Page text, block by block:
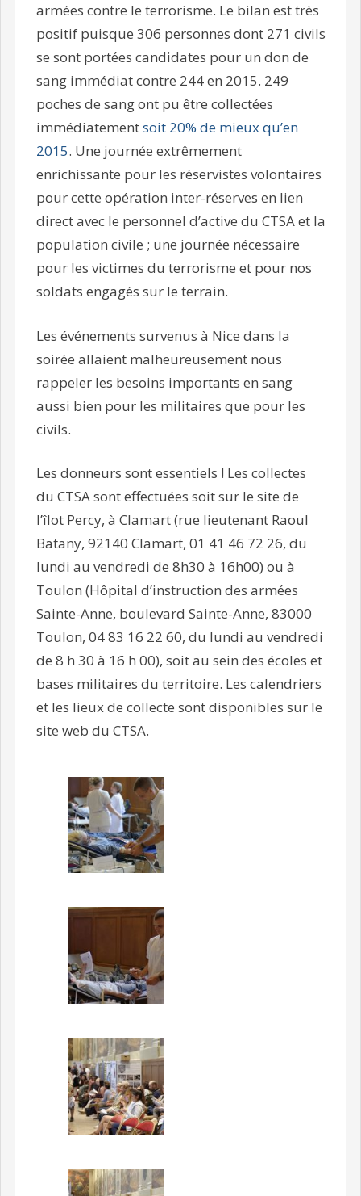
armées contre le terrorisme. Le bilan est très
positif puisque 306 personnes dont 271 civils
se sont portées candidates pour un don de
sang immédiat contre 244 en 2015. 249
poches de sang ont pu être collectées
immédiatementsoit 20% de mieux qu’en
2015. Une journée extrêmement
enrichissante pour les réservistes volontaires
pour cette opération inter-réserves en lien
direct avec le personnel d’active du CTSA et la
population civile ; une journée nécessaire
pour les victimes du terrorisme et pour nos
soldats engagés sur le terrain.
Les événements survenus à Nice dans la
soirée allaient malheureusement nous
rappeler les besoins importants en sang
aussi bien pour les militaires que pour les
civils.
Les donneurs sont essentiels ! Les collectes
du CTSA sont effectuées soit sur le site de
l’îlot Percy, à Clamart (rue lieutenant Raoul
Batany, 92140 Clamart, 01 41 46 72 26, du
lundi au vendredi de 8h30 à 16h00) ou à
Toulon (Hôpital d’instruction des armées
Sainte-Anne, boulevard Sainte-Anne, 83000
Toulon, 04 83 16 22 60, du lundi au vendredi
de 8 h 30 à 16 h 00), soit au sein des écoles et
bases militaires du territoire. Les calendriers
et les lieux de collecte sont disponibles sur le
site web du CTSA.